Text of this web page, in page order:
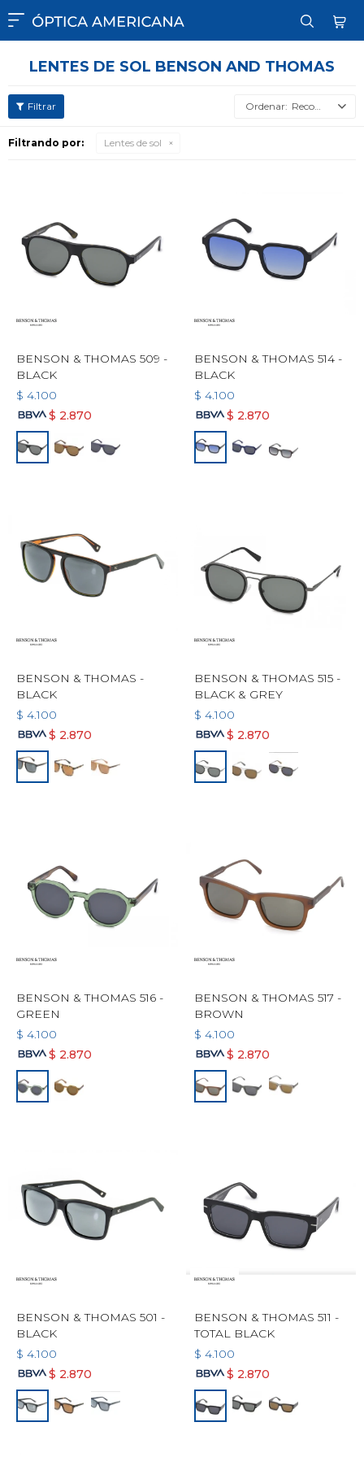

LENTES DE SOL BENSON AND THOMAS
Recomendados
Filtrando por: Lentes de sol
BENSON & THOMAS 509 -
BLACK
$ 4.100
$ 2.870
BENSON & THOMAS 514 -
BLACK
$ 4.100
$ 2.870
BENSON & THOMAS -
BLACK
$ 4.100
$ 2.870
BENSON & THOMAS 515 -
BLACK & GREY
$ 4.100
$ 2.870
BENSON & THOMAS 516 -
GREEN
$ 4.100
$ 2.870
BENSON & THOMAS 517 -
BROWN
$ 4.100
$ 2.870
BENSON & THOMAS 501 -
BLACK
$ 4.100
$ 2.870
BENSON & THOMAS 511 -
TOTAL BLACK
$ 4.100
$ 2.870